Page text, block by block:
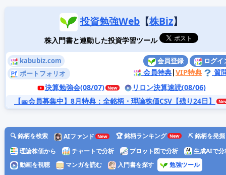
投資勉強Web 【株Biz】
株入門書と連動した投資学習ツール
kabubiz.com
ポートフォリオ
会員登録 ログイ
会員特典|VIP特典
質
決算勉強会(08/07)
リロン決算速読(08/06)
【🎫会員募集中】8月特典 ：全銘柄・理論株価CSV【残り24日】
🔍 銘柄を検索 AIファンド 🏆 銘柄ランキング
⛏️ 銘柄を発掘
理論株価から
チャートで分析 プロット図で分析
生成AIで分
動画を視聴
マンガを読む 入門書を探す
勉強ツール